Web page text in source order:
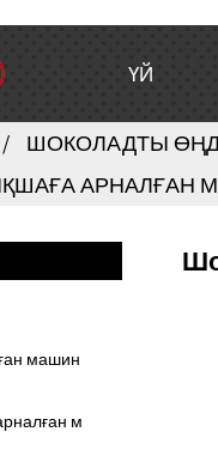
ҮЙ
ШОКОЛАДТЫ
АРНАЛҒАН
машин
м